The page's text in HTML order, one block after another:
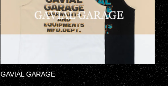
GAVIAL GARAGE